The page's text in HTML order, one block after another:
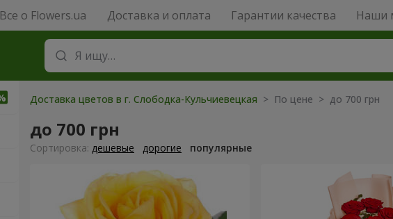
Все о Flowers.ua Доставка и оплата Гарантии качества Наши
Доставка цветов в г. Слободка-Кульчиевецкая > По цене > до 700 грн
до 700 грн
Cортировка: дешевые дорогие популярные